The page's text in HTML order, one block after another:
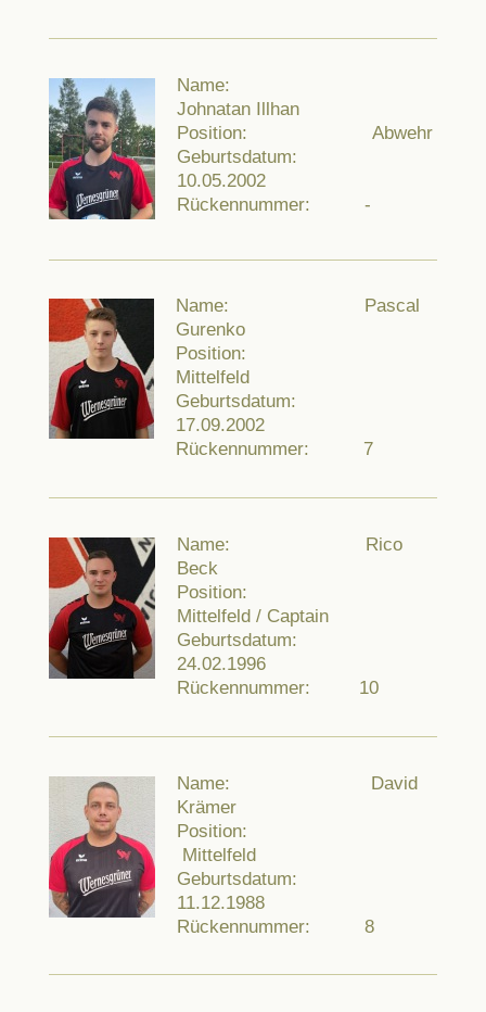
Name:
Johnatan Illhan
Position: Abwehr
Geburtsdatum:
10.05.2002
Rückennummer: -
Name: Pascal
Gurenko
Position:
Mittelfeld
Geburtsdatum:
17.09.2002
Rückennummer: 7
Name: Rico
Beck
Position:
Mittelfeld / Captain
Geburtsdatum:
24.02.1996
Rückennummer: 10
Name: David
Krämer
Position:
Mittelfeld
Geburtsdatum:
11.12.1988
Rückennummer: 8